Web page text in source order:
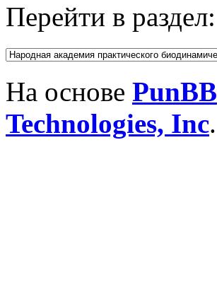
Перейти в раздел:
На основе PunBB
Technologies, Inc.